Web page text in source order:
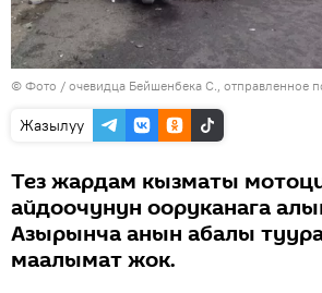
© Фото / очевидца Бейшенбека С., отправленное
Жазылуу
Тез жардам кызматы
айдоочунун ооруканага
Азырынча анын абалы
маалымат жок.